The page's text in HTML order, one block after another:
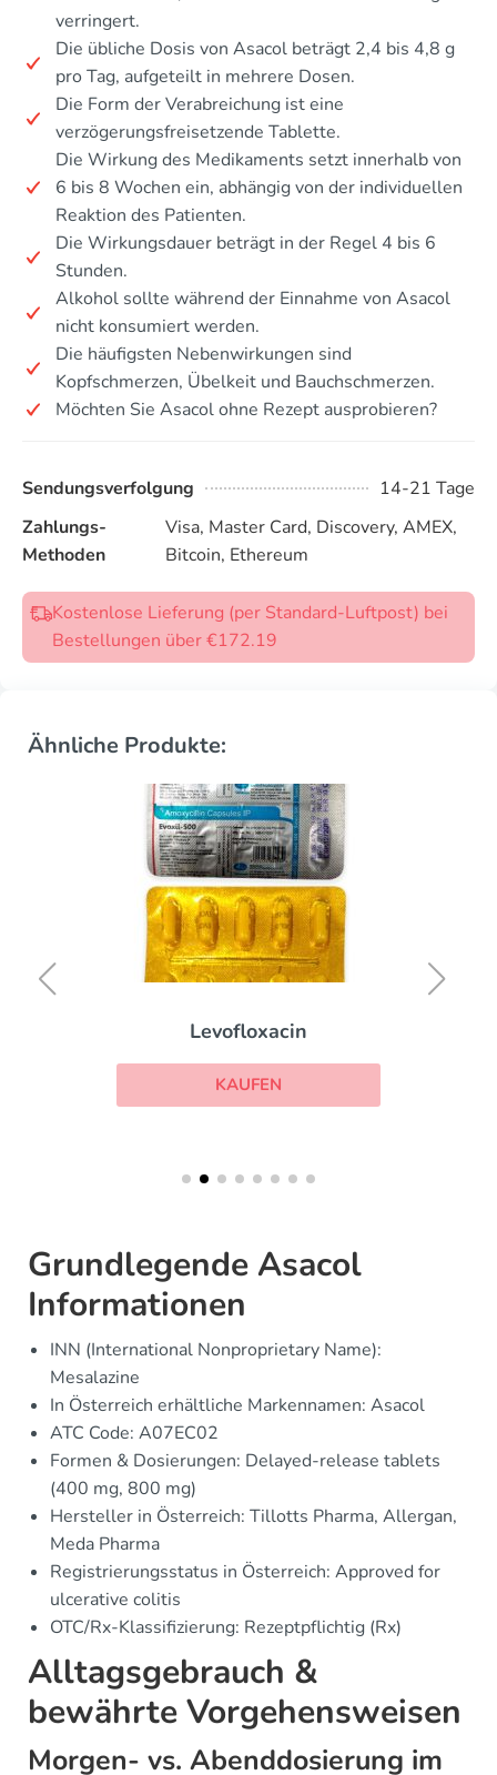
verringert.
Die übliche Dosis von Asacol beträgt 2,4 bis 4,8 g
pro Tag, aufgeteilt in mehrere Dosen.
Die Form der Verabreichung ist eine
verzögerungsfreisetzende Tablette.
Die Wirkung des Medikaments setzt innerhalb von
6 bis 8 Wochen ein, abhängig von der individuellen
Reaktion des Patienten.
Die Wirkungsdauer beträgt in der Regel 4 bis 6
Stunden.
Alkohol sollte während der Einnahme von Asacol
nicht konsumiert werden.
Die häufigsten Nebenwirkungen sind
Kopfschmerzen, Übelkeit und Bauchschmerzen.
Möchten Sie Asacol ohne Rezept ausprobieren?
Sendungsverfolgung
14-21 Tage
Zahlungs-
Methoden
Visa, Master Card, Discovery, AMEX,
Bitcoin, Ethereum
Kostenlose Lieferung (per Standard-Luftpost) bei
Bestellungen über €172.19
Ähnliche Produkte:
Levofloxacin
KAUFEN
Grundlegende Asacol
Informationen
INN (International Nonproprietary Name):
Mesalazine
In Österreich erhältliche Markennamen: Asacol
ATC Code: A07EC02
Formen & Dosierungen: Delayed-release tablets
(400 mg, 800 mg)
Hersteller in Österreich: Tillotts Pharma, Allergan,
Meda Pharma
Registrierungsstatus in Österreich: Approved for
ulcerative colitis
OTC/Rx-Klassifizierung: Rezeptpflichtig (Rx)
Alltagsgebrauch &
bewährte Vorgehensweisen
Morgen- vs. Abenddosierung im